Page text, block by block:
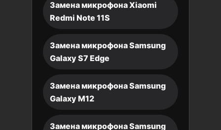
Замена микрофона Xiaomi
Redmi Note 11S
Замена микрофона Samsung
Galaxy S7 Edge
Замена микрофона Samsung
Galaxy M12
Замена микрофона Samsung